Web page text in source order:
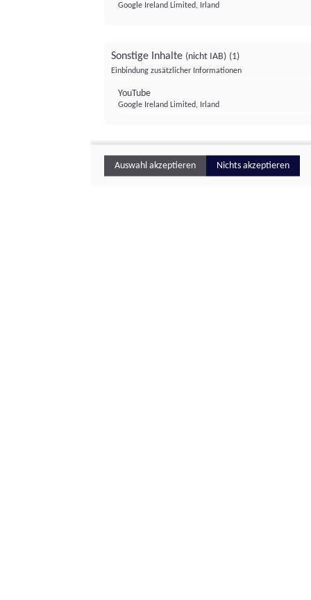
Google Ireland Limited, Irland
Sonstige Inhalte (nicht IAB) (1)
Einbindung zusätzlicher Informationen
YouTube
Google Ireland Limited, Irland
Auswahl akzeptieren Nichts akzeptieren